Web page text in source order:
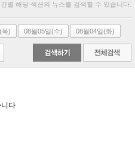
별 해당 섹션의 뉴스를 검색할 수 있습니다.
목) 08월05일(수) 08월04일(화)
다